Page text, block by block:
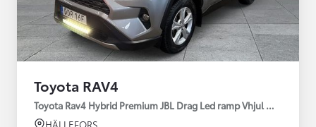
Toyota RAV4
Toyota Rav4 Hybrid Premium JBL Drag Led ramp Vhjul motorv
HÄLLEFORS